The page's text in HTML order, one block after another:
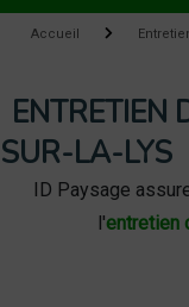
Accueil
ENTRETIEN
SUR-LA-LYS
ID Paysage
l'entretien